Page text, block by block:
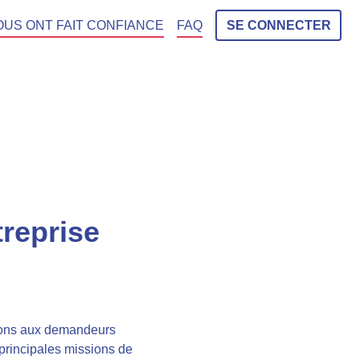
ONT FAIT CONFIANCE FAQ SE CONNECTER
aux demandeurs
missions de